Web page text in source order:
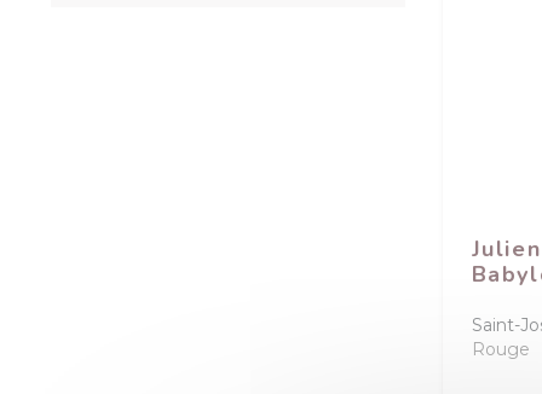
Saint-
Rouge